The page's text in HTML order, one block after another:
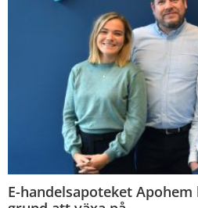
E-handelsapoteket